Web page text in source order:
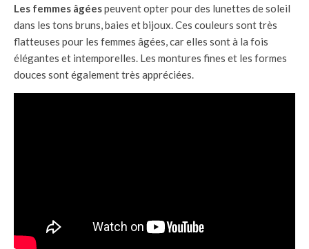
Les femmes âgéespeuvent opter pour des lunettes de soleil
dans les tons bruns, baies et bijoux. Ces couleurs sont très
flatteuses pour les femmes âgées, car elles sont à la fois
élégantes et intemporelles. Les montures fines et les formes
douces sont également très appréciées.